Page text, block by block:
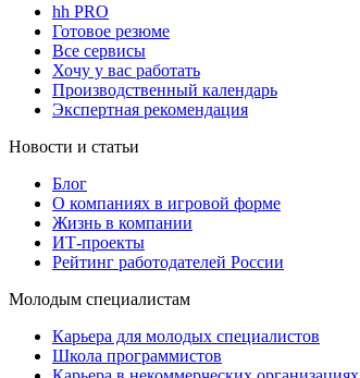
hh PRO
Готовое резюме
Все сервисы
Хочу у вас работать
Производственный календарь
Экспертная рекомендация
Новости и статьи
Блог
О компаниях в игровой форме
Жизнь в компании
ИТ-проекты
Рейтинг работодателей России
Молодым специалистам
Карьера для молодых специалистов
Школа программистов